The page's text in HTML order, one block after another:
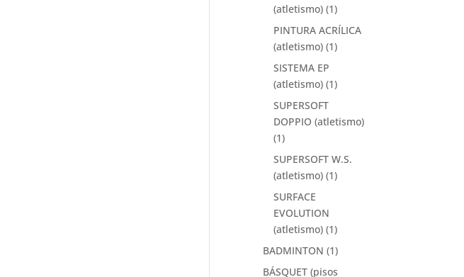
(atletismo) (1)
PINTURA ACRÍLICA
(atletismo) (1)
SISTEMA EP
(atletismo) (1)
SUPERSOFT
DOPPIO (atletismo)
(1)
SUPERSOFT W.S.
(atletismo) (1)
SURFACE
EVOLUTION
(atletismo) (1)
BADMINTON (1)
BÁSQUET (pisos